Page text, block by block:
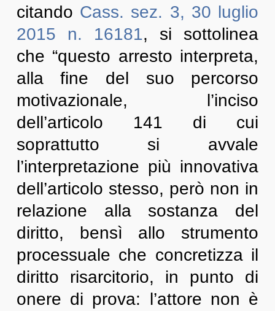
citando Cass. sez. 3, 30 luglio
2015 n. 16181, si sottolinea
che “questo arresto interpreta,
alla fine del suo percorso
motivazionale, l’inciso
dell’articolo 141 di cui
soprattutto si avvale
l’interpretazione più innovativa
dell’articolo stesso, però non in
relazione alla sostanza del
diritto, bensì allo strumento
processuale che concretizza il
diritto risarcitorio, in punto di
onere di prova: l’attore non è